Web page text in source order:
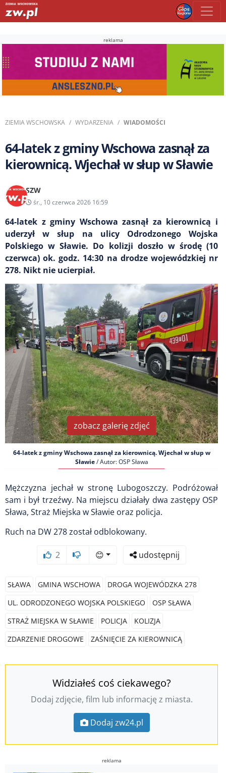
reklama
ZIEMIA WSCHOWSKA WYDARZENIA WIADOMOŚCI
64-latek z gminy Wschowa zasnął za
kierownicą. Wjechał w słup w Sławie
SZW
śr., 10 czerwca 2026 16:59
64-latek z gminy Wschowa zasnął za kierownicą i
uderzył w słup na ulicy Odrodzonego Wojska
Polskiego w Sławie. Do kolizji doszło w środę (10
czerwca) ok. godz. 14:30 na drodze wojewódzkiej nr
278. Nikt nie ucierpiał.
zobacz galerię zdjęć
64-latek z gminy Wschowa zasnął za kierownicą. Wjechał w słup w
Sławie / Autor: OSP Sława
Mężczyzna jechał w stronę Lubogoszczy. Podróżował
sam i był trzeźwy. Na miejscu działały dwa zastępy OSP
Sława, Straż Miejska w Sławie oraz policja.
Ruch na DW 278 został odblokowany.
2 😊 udostępnij
SŁAWA GMINA WSCHOWA
DROGA WOJEWÓDZKA 278
UL. ODRODZONEGO WOJSKA POLSKIEGO
OSP SŁAWA
STRAŻ MIEJSKA W SŁAWIE
POLICJA
KOLIZJA
ZDARZENIE DROGOWE
ZAŚNIĘCIE ZA KIEROWNICĄ
Widziałeś coś ciekawego?
Dodaj zdjęcie, film lub informację z miasta.
Dodaj zw24.pl
reklama